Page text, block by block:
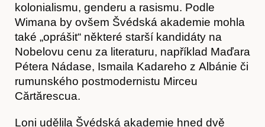
Hostcast
kolonialismu, genderu a rasismu. Podle
Wimana by ovšem Švédská akademie mohla
také „oprášit“ některé starší kandidáty na
Nobelovu cenu za literaturu, například Maďara
Pétera Nádase, Ismaila Kadareho z Albánie či
rumunského postmodernistu Mirceu
Cărtărescua.
Loni udělila Švédská akademie hned dvě